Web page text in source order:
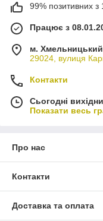
99% позитивних з
Працює з
м. Хмельницький
29024, вулиця
Контакти
Сьогодні
Показати весь
Про нас
Контакти
Доставка та оплата